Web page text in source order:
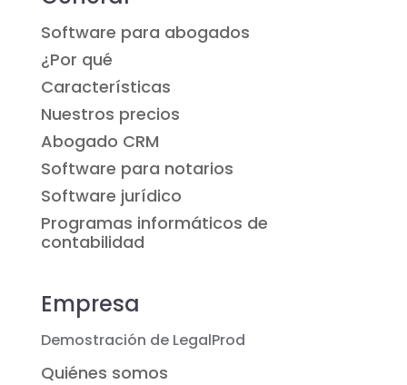
Software para abogados
¿Por qué
Características
Nuestros precios
Abogado CRM
Software para notarios
Software jurídico
Programas informáticos de
contabilidad
Empresa
Demostración de LegalProd
Quiénes somos